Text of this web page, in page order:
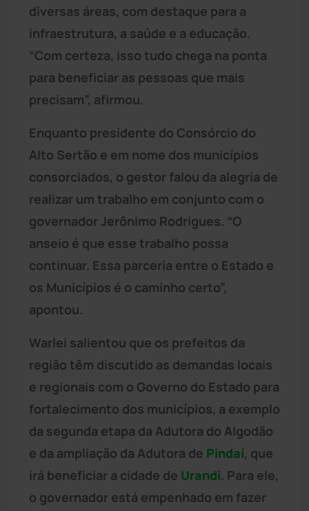
diversas áreas, com destaque para a
infraestrutura, a saúde e a educação.
“Com certeza, isso tudo chega na ponta
para beneficiar as pessoas que mais
precisam”, afirmou.
Enquanto presidente do Consórcio do
Alto Sertão e em nome dos municípios
consorciados, o gestor falou da alegria de
realizar um trabalho em conjunto com o
governador Jerônimo Rodrigues. “O
anseio é que esse trabalho possa
continuar. Essa parceria entre o Estado e
os Municípios é o caminho certo”,
apontou.
Warlei salientou que os prefeitos da
região têm discutido as demandas locais
e regionais com o Governo do Estado para
fortalecimento dos municípios, a exemplo
da segunda etapa da Adutora do Algodão
e da ampliação da Adutora de Pindaí, que
irá beneficiar a cidade de Urandi. Para ele,
o governador está empenhado em fazer